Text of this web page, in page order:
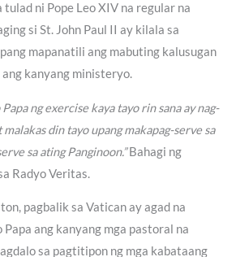
ni Pope Leo XIV na regular na
si St. John Paul II ay kilala sa
mapanatili ang mabuting kalusugan
kanyang ministeryo.
ng exercise kaya tayo rin sana ay nag-
din tayo upang makapag-serve sa
sa ating Panginoon.”Bahagi ng
Radyo Veritas.
pagbalik sa Vatican ay agad na
ang kanyang mga pastoral na
sa pagtitipon ng mga kabataang